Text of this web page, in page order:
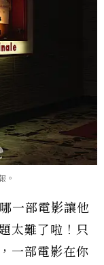
。
一部電影讓他
太難了啦！只
一部電影在你